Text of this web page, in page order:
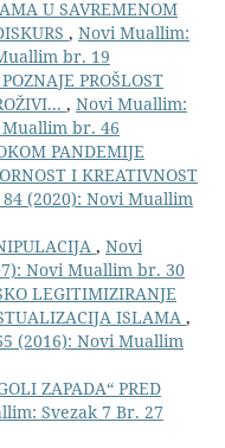
U SAVREMENOM
, Novi Muallim:
br. 19
PROŠLOST
, Novi Muallim:
Muallim br. 46
PANDEMIJE
I KREATIVNOST
(2020): Novi Muallim
, Novi
Novi Muallim br. 30
LEGITIMIZIRANJE
ISLAMA ,
(2016): Novi Muallim
ZAPADA“ PRED
Svezak 7 Br. 27